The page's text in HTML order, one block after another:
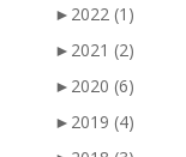
► 2022 (1)
► 2021 (2)
► 2020 (6)
► 2019 (4)